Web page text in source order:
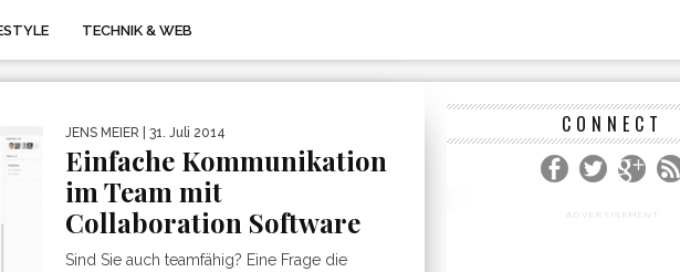
TECHNIK & WEB
JENS MEIER | 31. Juli 2014
Einfache Kommunikation
im Team mit
Collaboration Software
Sind Sie auch teamfähig? Eine Frage die
CONNECT
ADVERTISEMENT